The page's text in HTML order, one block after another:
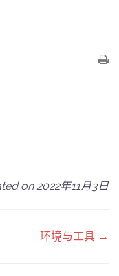
on 2022年11月3日
环境与工具 →